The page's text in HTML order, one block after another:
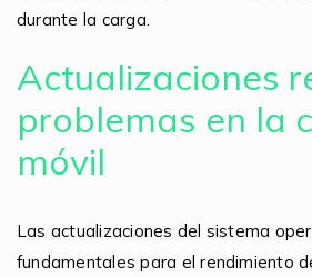
durante la carga.
Actualizaciones
problemas en la
móvil
Las actualizaciones del sistema
fundamentales para el rendimiento